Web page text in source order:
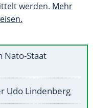
werden. Mehr
Nato-Staat
Udo Lindenberg